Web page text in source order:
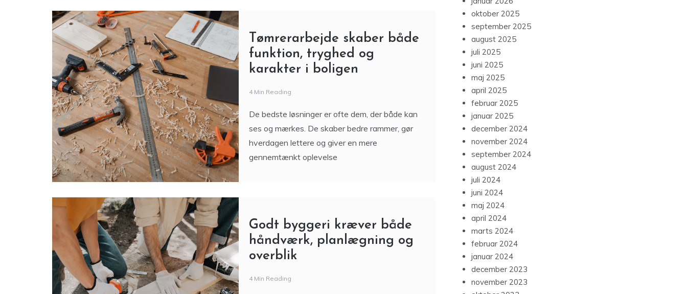
Tømrerarbejde skaber både
funktion, tryghed og
karakter i boligen
ses og mærkes. De skaber bedre rammer, gør
hverdagen lettere og giver en mere
gennemtænkt oplevelse
Godt byggeri kræver både
håndværk, planlægning og
overblik
oktober 2025
september 2025
august 2025
juli 2025
juni 2025
maj 2025
april 2025
februar 2025
januar 2025
december 2024
november 2024
september 2024
august 2024
juli 2024
juni 2024
maj 2024
april 2024
marts 2024
februar 2024
januar 2024
december 2023
november 2023
oktober 2023